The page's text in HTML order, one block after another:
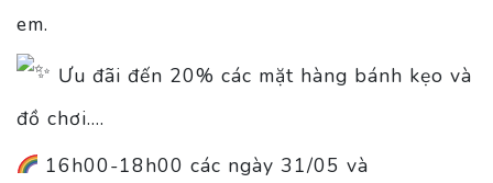
em.
Ưu đãi đến 20% các mặt hàng bánh kẹo và
đồ chơi….
16h00-18h00 các ngày 31/05 và